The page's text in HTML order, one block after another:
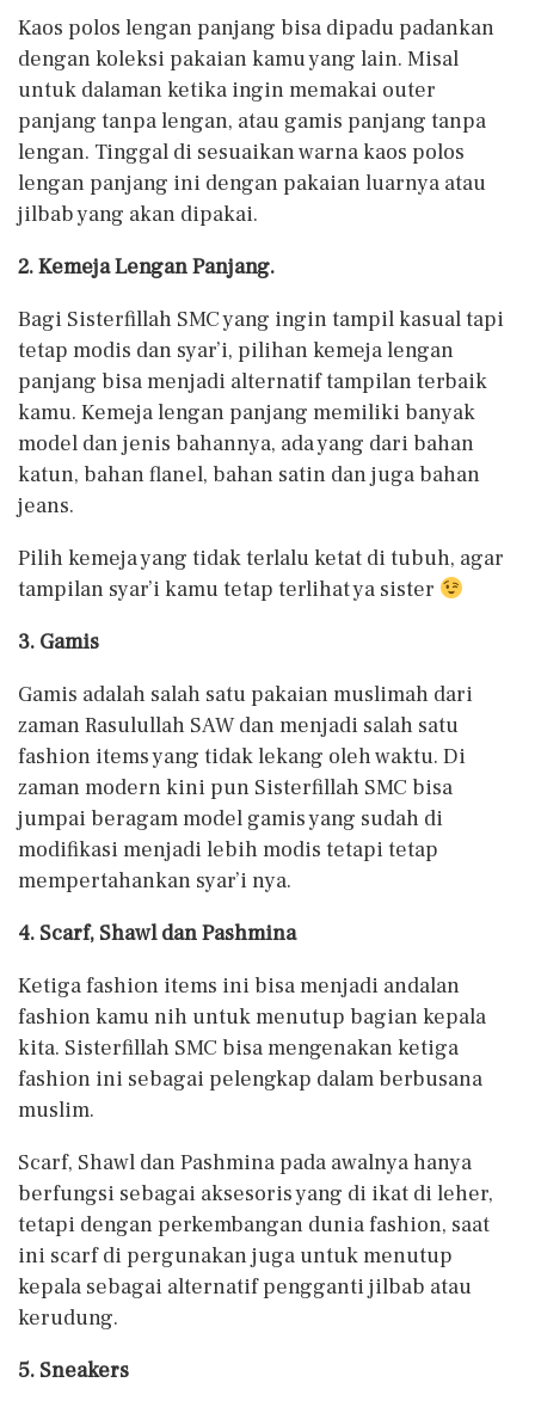
Kaos polos lengan panjang bisa dipadu padankan
dengan koleksi pakaian kamu yang lain. Misal
untuk dalaman ketika ingin memakai outer
panjang tanpa lengan, atau gamis panjang tanpa
lengan. Tinggal di sesuaikan warna kaos polos
lengan panjang ini dengan pakaian luarnya atau
jilbab yang akan dipakai.
2. Kemeja Lengan Panjang.
Bagi Sisterfillah SMC yang ingin tampil kasual tapi
tetap modis dan syar’i, pilihan kemeja lengan
panjang bisa menjadi alternatif tampilan terbaik
kamu. Kemeja lengan panjang memiliki banyak
model dan jenis bahannya, ada yang dari bahan
katun, bahan flanel, bahan satin dan juga bahan
jeans.
Pilih kemeja yang tidak terlalu ketat di tubuh, agar
tampilan syar’i kamu tetap terlihat ya sister
3. Gamis
Gamis adalah salah satu pakaian muslimah dari
zaman Rasulullah SAW dan menjadi salah satu
fashion items yang tidak lekang oleh waktu. Di
zaman modern kini pun Sisterfillah SMC bisa
jumpai beragam model gamis yang sudah di
modifikasi menjadi lebih modis tetapi tetap
mempertahankan syar’i nya.
4. Scarf, Shawl dan Pashmina
Ketiga fashion items ini bisa menjadi andalan
fashion kamu nih untuk menutup bagian kepala
kita. Sisterfillah SMC bisa mengenakan ketiga
fashion ini sebagai pelengkap dalam berbusana
muslim.
Scarf, Shawl dan Pashmina pada awalnya hanya
berfungsi sebagai aksesoris yang di ikat di leher,
tetapi dengan perkembangan dunia fashion, saat
ini scarf di pergunakan juga untuk menutup
kepala sebagai alternatif pengganti jilbab atau
kerudung.
5. Sneakers